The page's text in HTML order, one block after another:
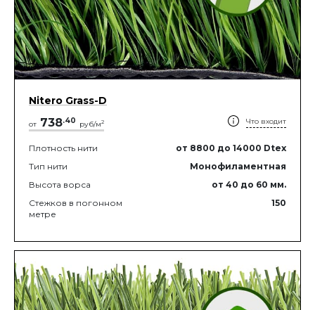
Nitero Grass-D
от 738.40 руб/м2 Что входит
Плотность нити от 8800 до 14000 Dtex
Тип нити
Монофиламентная
Высота ворса
от 40 до 60 мм.
Стежков в погонном
метре
150